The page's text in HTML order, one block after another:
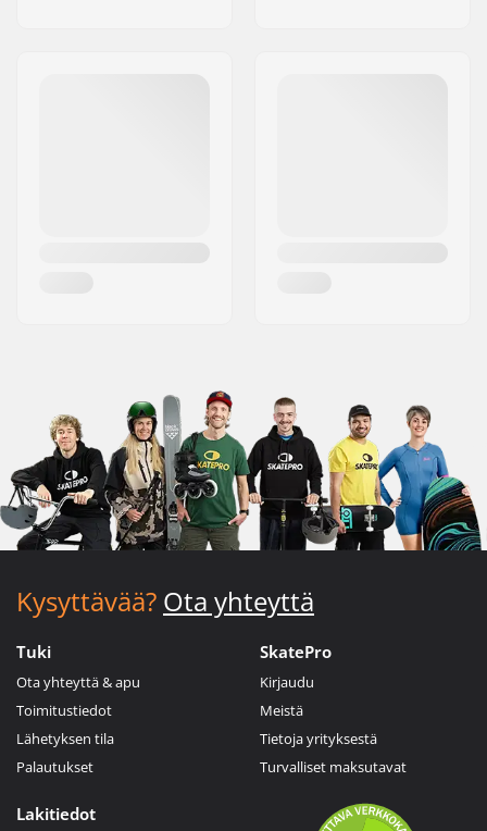
Kysyttävää? Ota yhteyttä
Tuki
Ota yhteyttä & apu
Toimitustiedot
Lähetyksen tila
Palautukset
SkatePro
Kirjaudu
Meistä
Tietoja yrityksestä
Turvalliset maksutavat
Lakitiedot